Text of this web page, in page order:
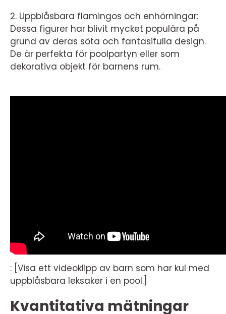
2. Uppblåsbara flamingos och enhörningar:
Dessa figurer har blivit mycket populära på
grund av deras söta och fantasifulla design.
De är perfekta för poolpartyn eller som
dekorativa objekt för barnens rum.
: [Visa ett videoklipp av barn som har kul med
uppblåsbara leksaker i en pool.]
Kvantitativa mätningar